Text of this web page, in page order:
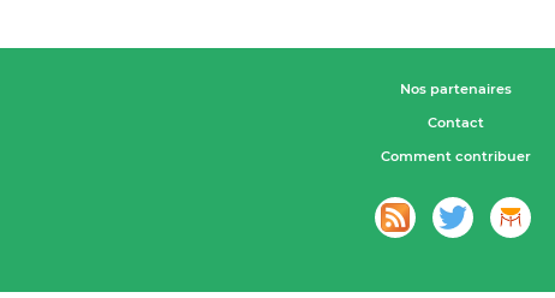
Nos partenaires
Contact
Comment contribuer